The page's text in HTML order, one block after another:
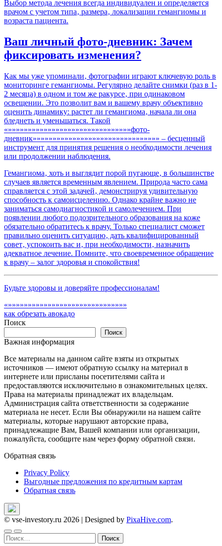
Выбор метода лечения всегда индивидуален и определяется
врачом с учетом типа‚ размера‚ локализации гемангиомы и
возраста пациента.
Ваш личный фото-дневник: Зачем
фиксировать изменения?
Как мы уже упоминали‚ фотографии играют ключевую роль в
мониторинге гемангиомы. Регулярно делайте снимки (раз в 1-
2 месяца) в одном и том же ракурсе‚ при одинаковом
освещении. Это позволит вам и вашему врачу объективно
оценить динамику: растет ли гемангиома‚ начала ли она
бледнеть и уменьшаться. Такой
«»»»»»»»»»»»»»»»»»»»»»»»»»»»»»»»фото-
дневник»»»»»»»»»»»»»»»»»»»»»»»»»»»»»»»» – бесценный
инструмент для принятия решения о необходимости лечения
или продолжении наблюдения.
Гемангиома‚ хоть и выглядит порой пугающе‚ в большинстве
случаев является временным явлением. Природа часто сама
справляется с этой задачей‚ демонстрируя удивительную
способность к самоисцелению. Однако крайне важно не
заниматься самодиагностикой и самолечением. При
появлении любого подозрительного образования на коже
обязательно обратитесь к врачу. Только специалист сможет
правильно оценить ситуацию‚ дать квалифицированный
совет‚ успокоить вас и‚ при необходимости‚ назначить
адекватное лечение. Помните‚ что своевременное обращение
к врачу – залог здоровья и спокойствия!
Будьте здоровы и доверяйте профессионалам!
«»»»»»»»»»»»»»»»»»»»»»»»»»»»»»»
как обрезать авокадо
Поиск
Поиск
Важная информация
Все материалы на данном сайте взяты из открытых
источников — имеют обратную ссылку на материал в
интернете или присланы посетителями сайта и
предоставляются исключительно в ознакомительных целях.
Права на материалы принадлежат их владельцам.
Администрация сайта ответственности за содержание
материала не несет. Если Вы обнаружили на нашем сайте
материалы, которые нарушают авторские права,
принадлежащие Вам, Вашей компании или организации,
пожалуйста, сообщите нам через форму обратной связи.
Обратная связь
Privacy Policy
Выгодные предложения по кредитным картам
Обратная связь
© vse-investory.ru 2026 | Designed by PixaHive.com.
Найти: